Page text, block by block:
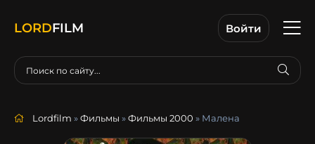
LORDFILM Войти
Lordfilm »Фильмы »Фильмы 2000 » Малена